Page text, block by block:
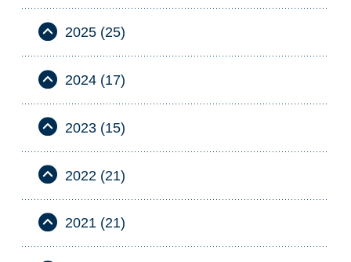
2025 (25)
2024 (17)
2023 (15)
2022 (21)
2021 (21)